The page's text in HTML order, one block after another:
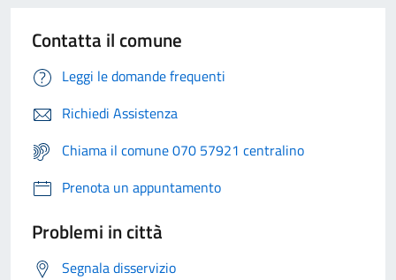
Contatta il comune
Leggi le domande frequenti
Richiedi Assistenza
Chiama il comune 070 57921 centralino
Prenota un appuntamento
Problemi in città
Segnala disservizio